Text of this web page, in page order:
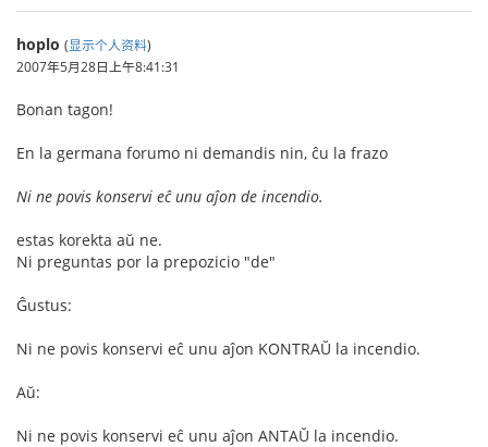
hoplo (显示个人资料)
2007年5月28日上午8:41:31
Bonan tagon!
En la germana forumo ni demandis nin, ĉu la frazo
Ni ne povis konservi eĉ unu aĵon de incendio.
estas korekta aŭ ne.
Ni preguntas por la prepozicio "de"
Ĝustus:
Ni ne povis konservi eĉ unu aĵon KONTRAŬ la incendio.
Aŭ:
Ni ne povis konservi eĉ unu aĵon ANTAŬ la incendio.